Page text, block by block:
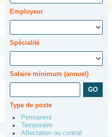
Employeur
Spécialité
Salaire minimum (annuel)
Type de poste
Permanent
Temporaire
Affectation ou contrat